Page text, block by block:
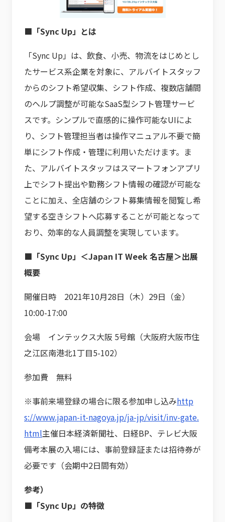
■「Sync Up」とは
「Sync Up」は、飲食、小売、物流をはじめとし
たサービス系企業を対象に、アルバイトスタッフ
からのシフト希望収集、シフト作成、複数店舗間
のヘルプ調整が可能なSaaS型シフト管理サービ
スです。シンプルで直感的に操作可能なUIによ
り、シフト管理担当者は操作マニュアル不要で簡
単にシフト作成・管理に利用いただけます。ま
た、アルバイトスタッフはスマートフォンアプリ
上でシフト提出や勤務シフト情報の確認が可能な
ことに加え、全店舗のシフト募集情報を閲覧し希
望する空きシフトへ応募することが可能となって
おり、効率的な人員調整を実現しています。
■「Sync Up」＜Japan IT Week 名古屋＞出展
概要
開催日時 2021年10月28日（木）29日（金）
10:00-17:00
会場 インテックス大阪 5号館（大阪府大阪市住
之江区南港北1丁目5-102）
参加費 無料
※事前来場登録の場合に限る参加申し込みhttp
s://www.japan-it-nagoya.jp/ja-jp/visit/inv-gate.
html主催日本経済新聞社、日経BP、テレビ大阪
備考本展の入場には、事前登録証または招待券が
必要です（会期中2日間有効）
参考）
■「Sync Up」の特徴